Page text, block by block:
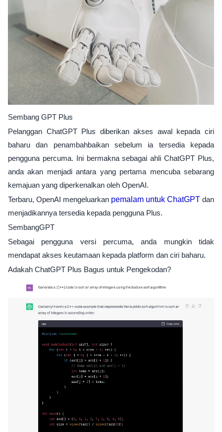
Sembang GPT Plus
Pelanggan ChatGPT Plus diberikan akses awal kepada ciri
baharu dan penambahbaikan sebelum ia tersedia kepada
pengguna percuma. Ini bermakna sebagai ahli ChatGPT Plus,
anda akan menjadi antara yang pertama mencuba sebarang
kemajuan yang diperkenalkan oleh OpenAI.
Terbaru, OpenAI mengeluarkan pemalam untuk ChatGPT dan
menjadikannya tersedia kepada pengguna Plus.
SembangGPT
Sebagai pengguna versi percuma, anda mungkin tidak
mendapat akses keutamaan kepada platform dan ciri baharu.
Adakah ChatGPT Plus Bagus untuk Pengekodan?